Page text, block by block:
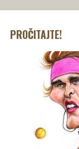
PROČITAJTE!